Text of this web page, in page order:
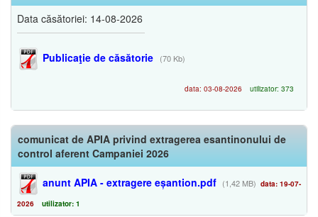
Data căsătoriei: 14-08-2026
Publicaţie de căsătorie (70 Kb)
data: 03-08-2026 utilizator: 373
comunicat de APIA privind extragerea esantinonului de
control aferent Campaniei 2026
anunt APIA - extragere eșantion.pdf (1,42 MB) data: 19-07-
2026 utilizator: 1